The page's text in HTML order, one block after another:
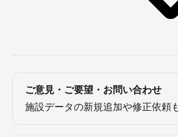
ご意見・ご要望・お問い合わせ
施設データの新規追加や修正依頼